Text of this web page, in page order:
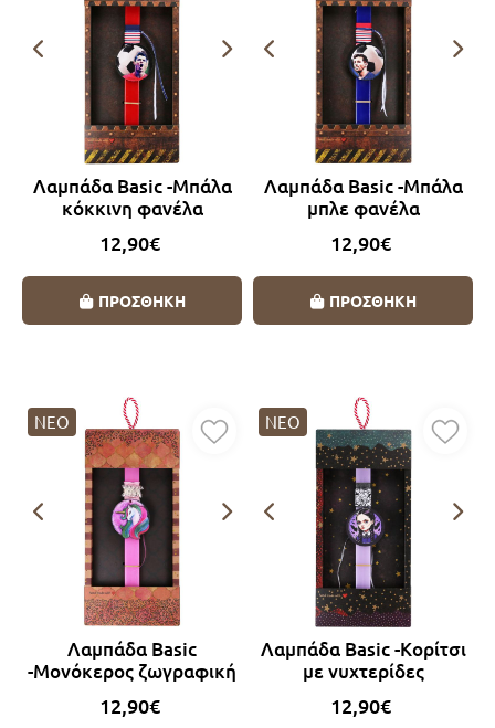
Λαμπάδα Basic -Μπάλα
κόκκινη φανέλα
12,90€
ΠΡΟΣΘΗΚΗ
Λαμπάδα Basic -Μπάλα
μπλε φανέλα
12,90€
ΠΡΟΣΘΗΚΗ
ΝΕΟ
Λαμπάδα Basic
-Μονόκερος ζωγραφική
12,90€
ΝΕΟ
Λαμπάδα Basic -Κορίτσι
με νυχτερίδες
12,90€